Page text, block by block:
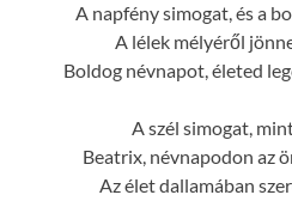
A napfény simogat, és a
A lélek mélyéről
Boldog névnapot, életed
A szél simogat,
Beatrix, névnapodon az
Az élet dallamában